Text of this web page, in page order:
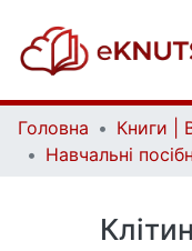
Головна
Книги |